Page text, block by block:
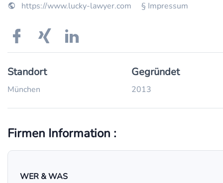
https://www.lucky-lawyer.com § Impressum
Standort
München
Gegründet
2013
Firmen Information :
WER & WAS